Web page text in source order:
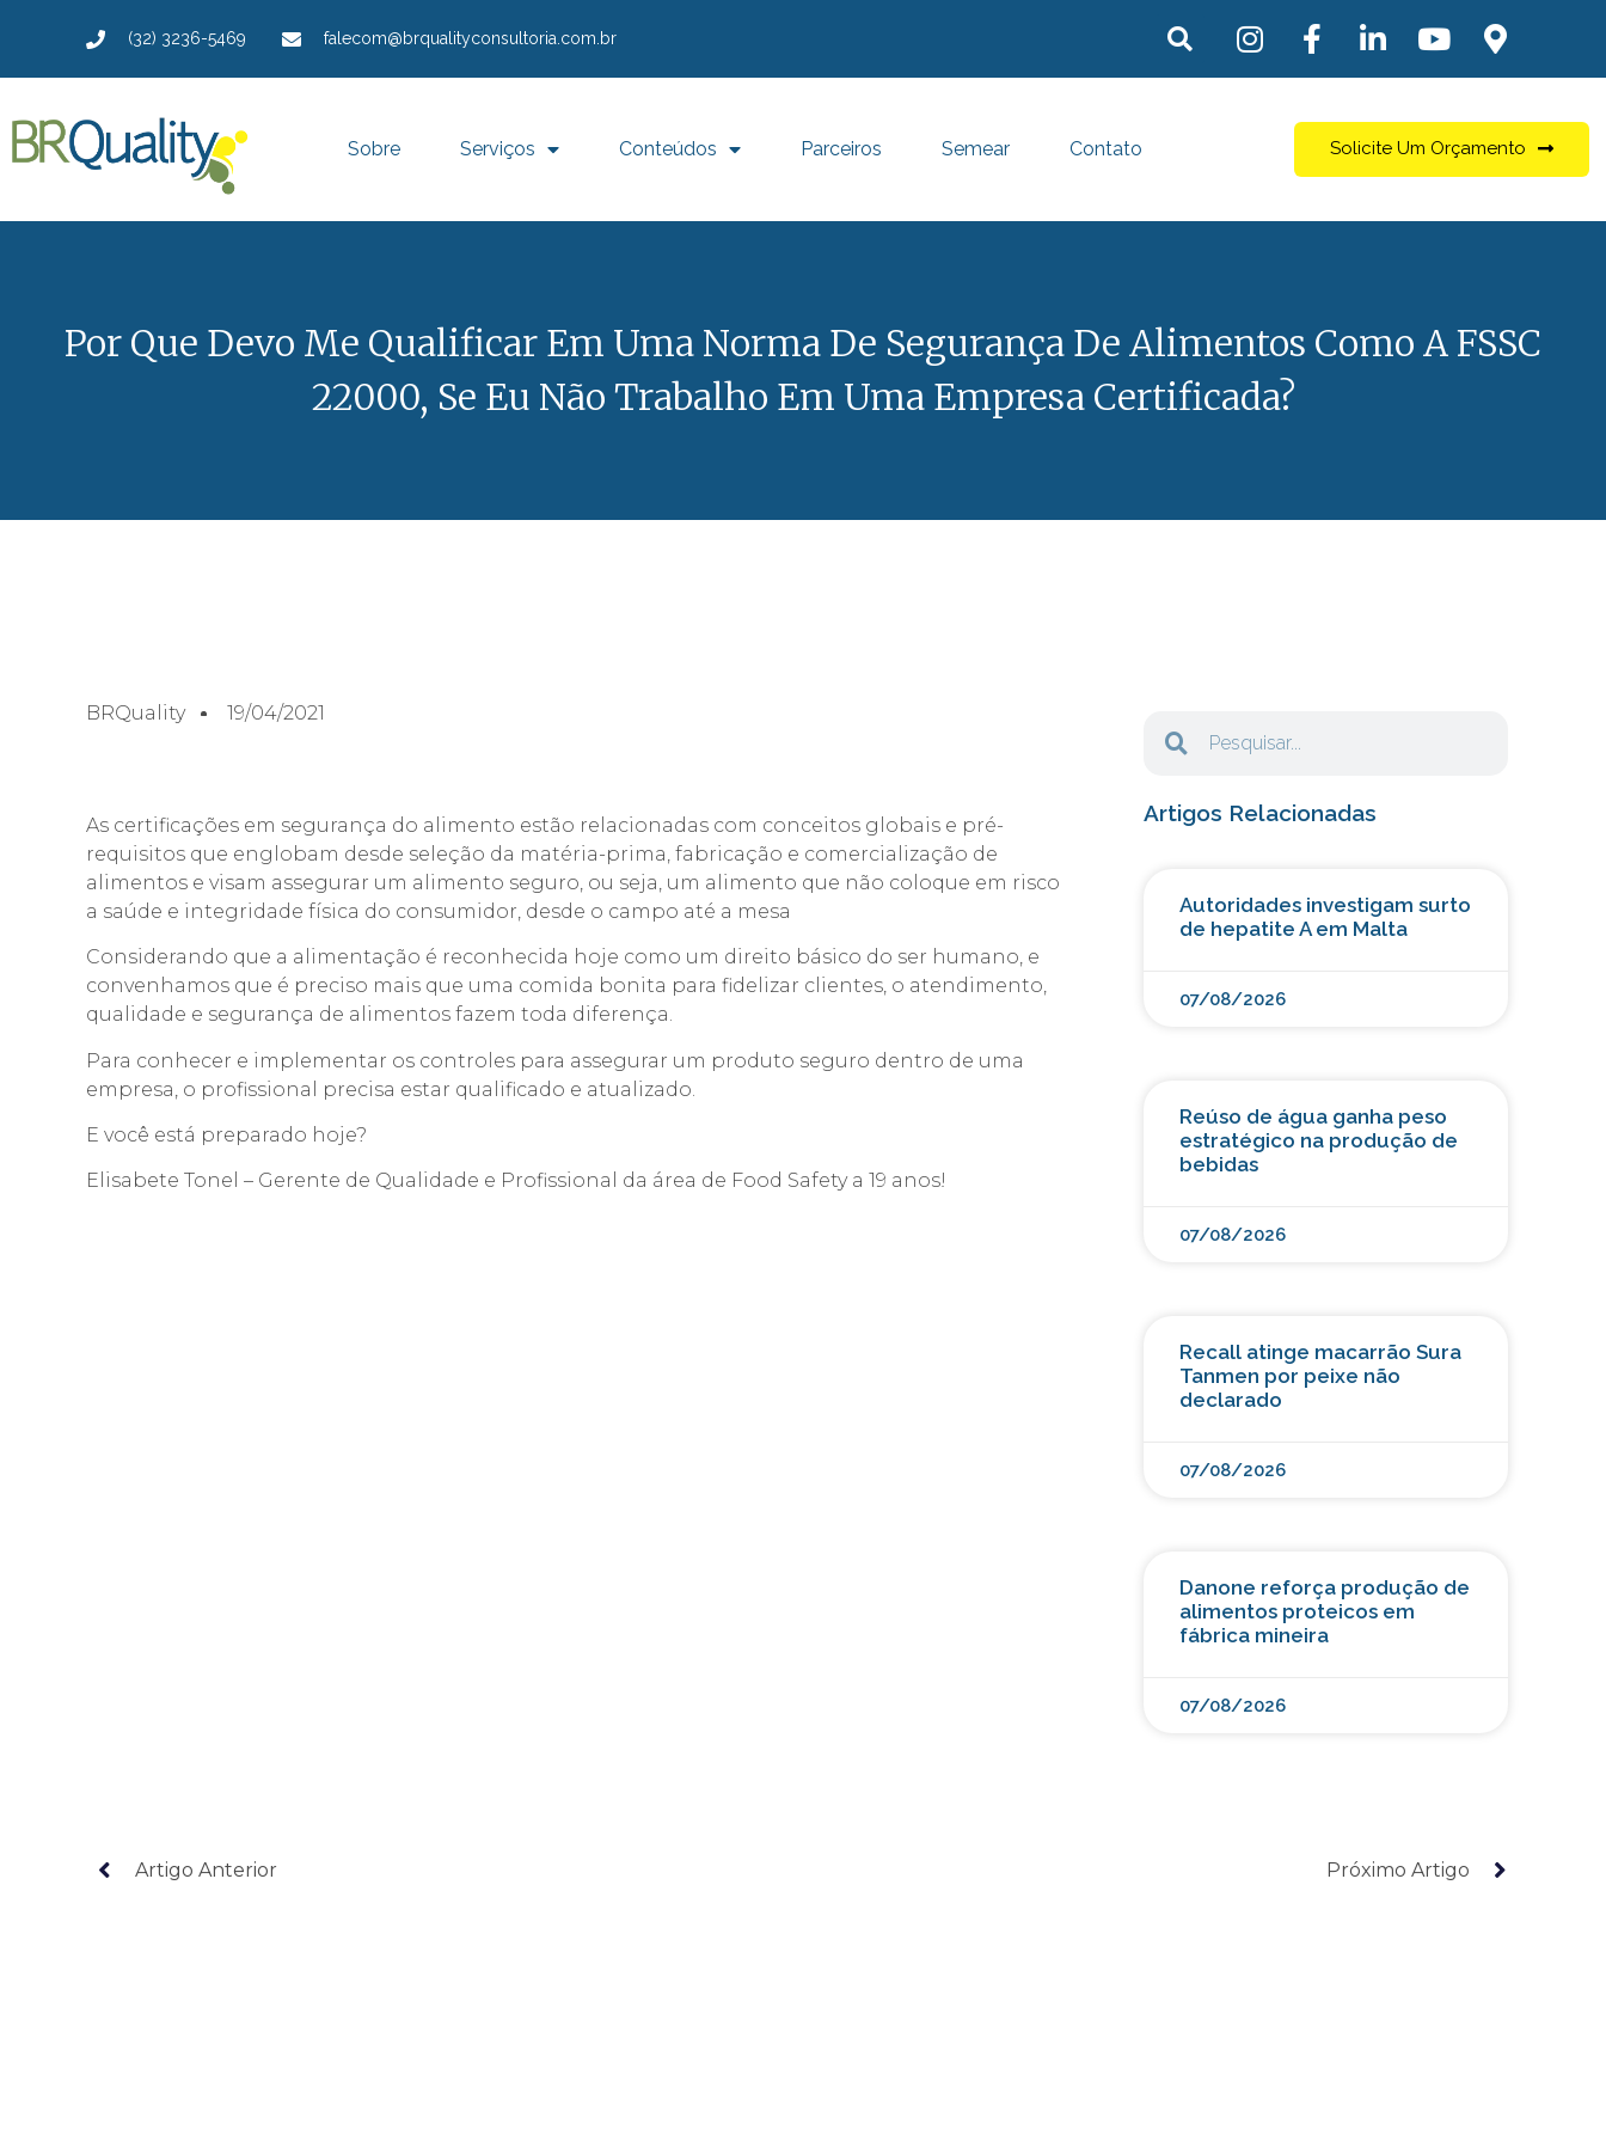
(32) 3236-5469 falecom@brqualityconsultoria.com.br
Sobre Serviços Conteúdos Parceiros Semear Contato Solicite Um Orçamento
Por Que Devo Me Qualificar Em Uma Norma De Segurança De Alimentos Como A FSSC
22000, Se Eu Não Trabalho Em Uma Empresa Certificada?
BRQuality 19/04/2021
As certificações em segurança do alimento estão relacionadas com conceitos globais e pré-
requisitos que englobam desde seleção da matéria-prima, fabricação e comercialização de
alimentos e visam assegurar um alimento seguro, ou seja, um alimento que não coloque em risco
a saúde e integridade física do consumidor, desde o campo até a mesa
Considerando que a alimentação é reconhecida hoje como um direito básico do ser humano, e
convenhamos que é preciso mais que uma comida bonita para fidelizar clientes, o atendimento,
qualidade e segurança de alimentos fazem toda diferença.
Para conhecer e implementar os controles para assegurar um produto seguro dentro de uma
empresa, o profissional precisa estar qualificado e atualizado.
E você está preparado hoje?
Elisabete Tonel – Gerente de Qualidade e Profissional da área de Food Safety a 19 anos!
Artigos Relacionadas
Autoridades investigam surto
de hepatite A em Malta
07/08/2026
Reúso de água ganha peso
estratégico na produção de
bebidas
07/08/2026
Recall atinge macarrão Sura
Tanmen por peixe não
declarado
07/08/2026
Danone reforça produção de
alimentos proteicos em
fábrica mineira
07/08/2026
Artigo Anterior Próximo Artigo